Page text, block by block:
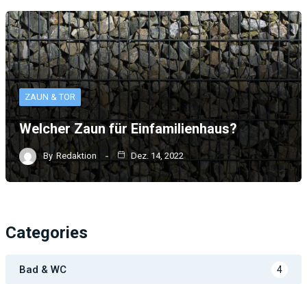
ZAUN & TOR
Welcher Zaun für Einfamilienhaus?
By Redaktion Dez. 14, 2022
Categories
Bad & WC 4